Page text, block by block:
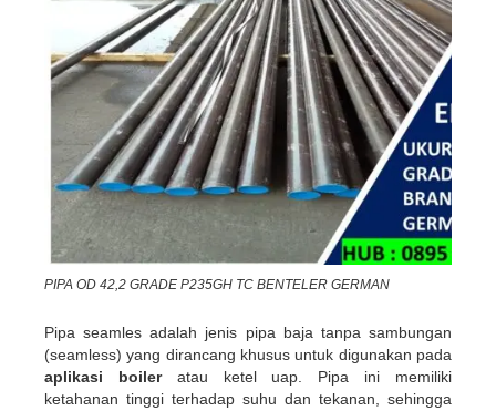
PIPA OD 42,2 GRADE P235GH TC BENTELER GERMAN
Pipa seamles adalah jenis pipa baja tanpa sambungan
(seamless) yang dirancang khusus untuk digunakan pada
aplikasi boileratau ketel uap. Pipa ini memiliki
ketahanan tinggi terhadap suhu dan tekanan, sehingga